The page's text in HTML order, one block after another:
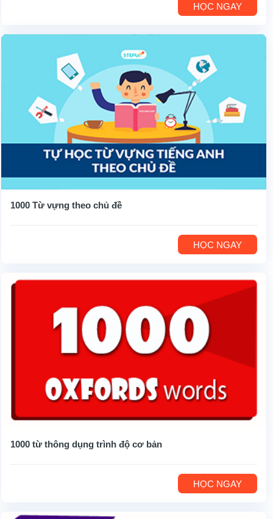
HỌC NGAY
1000 Từ vựng theo chủ đề
HỌC NGAY
1000 từ thông dụng trình độ cơ bản
HỌC NGAY